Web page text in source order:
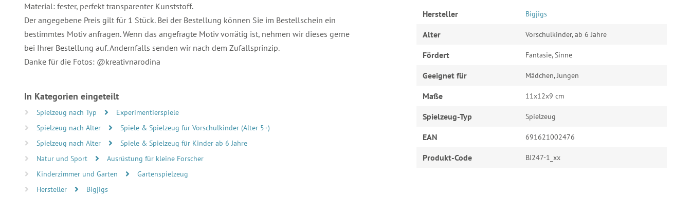
Material: fester, perfekt transparenter Kunststoff.
Der angegebene Preis gilt für 1 Stück. Bei der Bestellung können Sie im Bestellschein ein
bestimmtes Motiv anfragen. Wenn das angefragte Motiv vorrätig ist, nehmen wir dieses gerne
bei Ihrer Bestellung auf. Andernfalls senden wir nach dem Zufallsprinzip.
Danke für die Fotos: @kreativnarodina
In Kategorien eingeteilt
Spielzeug nach Typ
Experimentierspiele
Spielzeug nach Alter
Spiele & Spielzeug für Vorschulkinder (Alter 5+)
Spielzeug nach Alter
Spiele & Spielzeug für Kinder ab 6 Jahre
Natur und Sport
Ausrüstung für kleine Forscher
Kinderzimmer und Garten
Gartenspielzeug
Hersteller
Bigjigs
Hersteller Bigjigs
Alter Vorschulkinder, ab 6 Jahre
Fördert Fantasie, Sinne
Geeignet für Mädchen, Jungen
Maße 11x12x9 cm
Spielzeug-Typ Spielzeug
EAN 691621002476
Produkt-Code BJ247-1_xx